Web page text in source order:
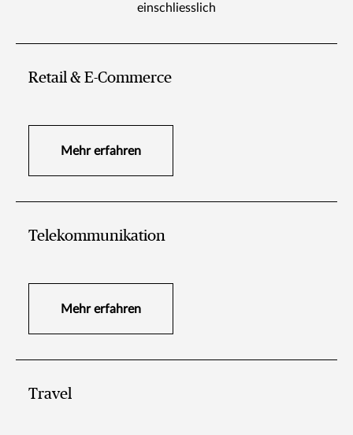
einschliesslich
Retail & E-Commerce
Mehr erfahren
Telekommunikation
Mehr erfahren
Travel